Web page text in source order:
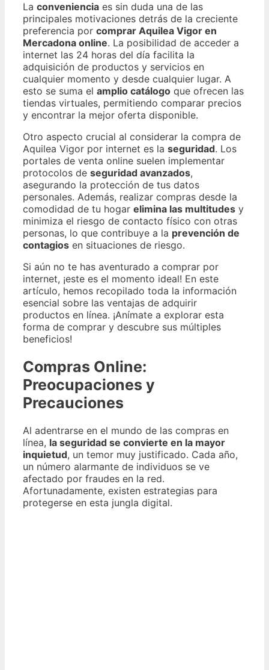
La conveniencia es sin duda una de las
principales motivaciones detrás de la creciente
preferencia por comprar Aquilea Vigor en
Mercadona online. La posibilidad de acceder a
internet las 24 horas del día facilita la
adquisición de productos y servicios en
cualquier momento y desde cualquier lugar. A
esto se suma el amplio catálogo que ofrecen las
tiendas virtuales, permitiendo comparar precios
y encontrar la mejor oferta disponible.
Otro aspecto crucial al considerar la compra de
Aquilea Vigor por internet es la seguridad. Los
portales de venta online suelen implementar
protocolos de seguridad avanzados,
asegurando la protección de tus datos
personales. Además, realizar compras desde la
comodidad de tu hogar elimina las multitudes y
minimiza el riesgo de contacto físico con otras
personas, lo que contribuye a la prevención de
contagios en situaciones de riesgo.
Si aún no te has aventurado a comprar por
internet, ¡este es el momento ideal! En este
artículo, hemos recopilado toda la información
esencial sobre las ventajas de adquirir
productos en línea. ¡Anímate a explorar esta
forma de comprar y descubre sus múltiples
beneficios!
Compras Online:
Preocupaciones y
Precauciones
Al adentrarse en el mundo de las compras en
línea, la seguridad se convierte en la mayor
inquietud, un temor muy justificado. Cada año,
un número alarmante de individuos se ve
afectado por fraudes en la red.
Afortunadamente, existen estrategias para
protegerse en esta jungla digital.